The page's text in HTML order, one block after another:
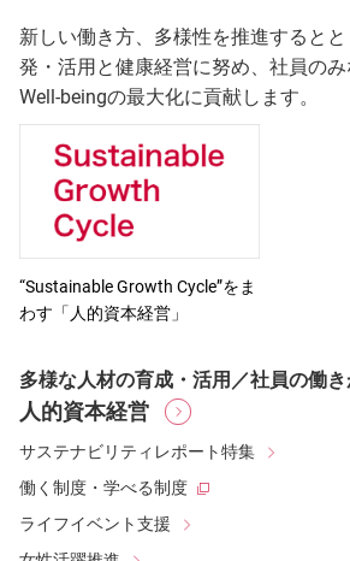
新しい働き方、多様性を推進すると
発・活用と健康経営に努め、社員の
Well-beingの最大化に貢献します。
“Sustainable Growth Cycle”をま
わす「人的資本経営」
多様な人材の育成・活用／社員の働
人的資本経営
サステナビリティレポート特集
働く制度・学べる制度
ライフイベント支援